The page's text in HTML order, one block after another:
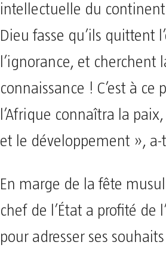
intellectuelle du
Dieu fasse qu’ils quittent
l’ignorance, et cherchent
connaissance ! C’est à ce
l’Afrique connaîtra la
et le développement », a-
En marge de la fête
chef de l’État a profité de
pour adresser ses